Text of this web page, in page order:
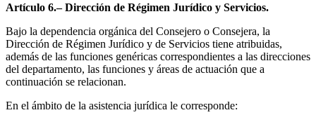
Artículo 6.– Dirección de Régimen Jurídico y Servicios.
Bajo la dependencia orgánica del Consejero o Consejera, la
Dirección de Régimen Jurídico y de Servicios tiene atribuidas,
además de las funciones genéricas correspondientes a las direcciones
del departamento, las funciones y áreas de actuación que a
continuación se relacionan.
En el ámbito de la asistencia jurídica le corresponde: